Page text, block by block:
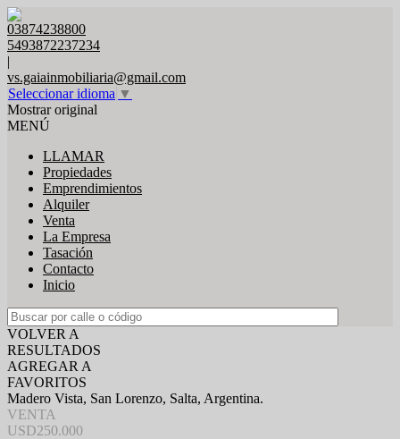
03874238800
5493872237234
|
vs.gaiainmobiliaria@gmail.com
Seleccionar idioma ▼
Mostrar original
MENÚ
LLAMAR
Propiedades
Emprendimientos
Alquiler
Venta
La Empresa
Tasación
Contacto
Inicio
VOLVER A
RESULTADOS
AGREGAR A
FAVORITOS
Madero Vista, San Lorenzo, Salta, Argentina.
VENTA
USD250.000